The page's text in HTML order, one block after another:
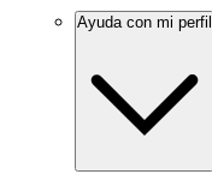
Ayuda con mi perfil